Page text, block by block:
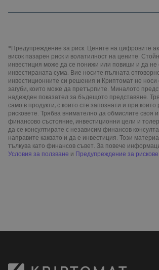
*Предупреждение за риск: Цените на цифровите
висок пазарен риск и волатилност на цените.
инвестиция може да се понижи или повиши и да не
инвестираната сума. Вие носите пълната
инвестиционните си решения и Криптомат не носи
загуби, които може да претърпите. Миналото
надежден показател за бъдещото представяне.
само в продукти, с които сте запознати и при които
рисковете. Трябва внимателно да обмислите своя
финансово състояние, инвестиционни цели и
да се консултирате с независим финансов
направите каквато и да е инвестиция. Този
тълкува като финансов съвет. За повече
Условия за ползване и Предупреждение за рискове